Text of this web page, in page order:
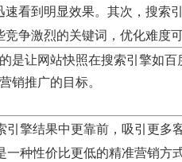
看到明显效果。其次，搜索
争激烈的关键词，优化难度
是让网站快照在搜索引擎如
销推广的目标。
擎结果中更靠前，吸引更多
种性价比更低的精准营销方式